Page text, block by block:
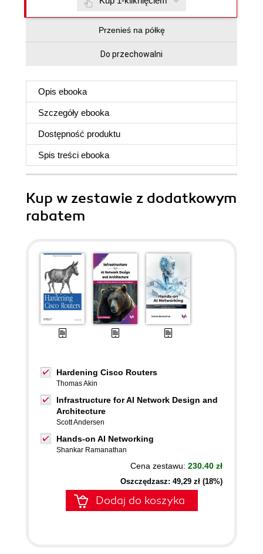
Przenieś na półkę
Do przechowalni
Opis ebooka
Szczegóły ebooka
Dostępność produktu
Spis treści ebooka
Kup w zestawie z dodatkowym
rabatem
Hardening Cisco Routers
Thomas Akin
Infrastructure for AI Network Design and
Architecture
Scott Andersen
Hands-on AI Networking
Shankar Ramanathan
Cena zestawu: 230.40 zł
Oszczędzasz: 49,29 zł (18%)
Dodaj do koszyka